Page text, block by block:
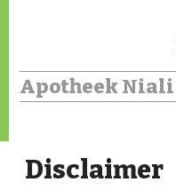
Apotheek Niali
Disclaimer